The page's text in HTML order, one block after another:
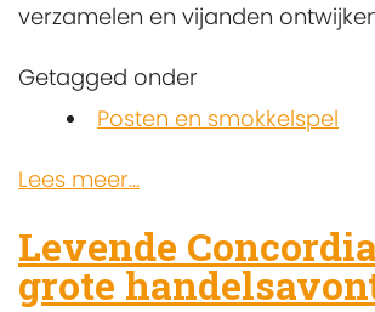
verzamelen en vijanden
Getagged onder
Posten en smokkelspel
Lees meer...
Levende
grote